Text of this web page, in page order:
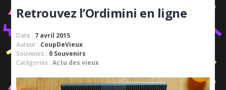
Retrouvez l’Ordimini en ligne
Date : 7 avril 2015
Auteur : CoupDeVieux
Souvenirs : 0 Souvenirs
Catégories :Actu des vieux